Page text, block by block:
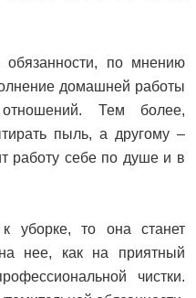
обязанности, по мнению
домашней работы
отношений. Тем более,
пыль, а другому –
работу себе по душе и в
уборке, то она станет
нее, как на приятный
чистки.